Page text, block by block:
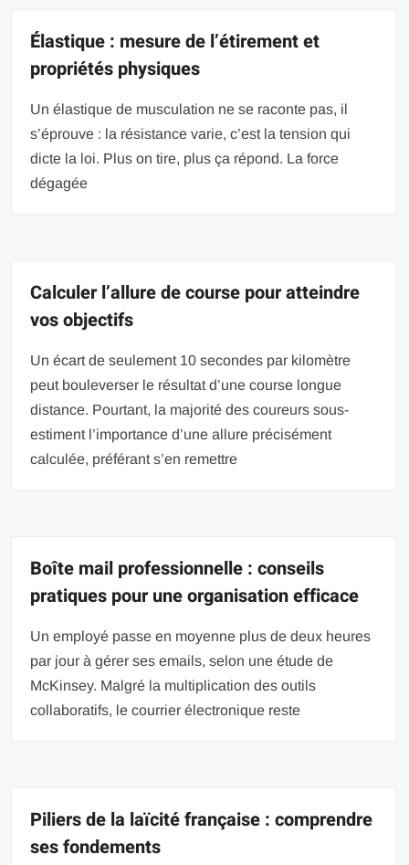
Élastique : mesure de l’étirement et
propriétés physiques
Un élastique de musculation ne se raconte pas, il
s’éprouve : la résistance varie, c’est la tension qui
dicte la loi. Plus on tire, plus ça répond. La force
dégagée
Calculer l’allure de course pour atteindre
vos objectifs
Un écart de seulement 10 secondes par kilomètre
peut bouleverser le résultat d’une course longue
distance. Pourtant, la majorité des coureurs sous-
estiment l’importance d’une allure précisément
calculée, préférant s’en remettre
Boîte mail professionnelle : conseils
pratiques pour une organisation efficace
Un employé passe en moyenne plus de deux heures
par jour à gérer ses emails, selon une étude de
McKinsey. Malgré la multiplication des outils
collaboratifs, le courrier électronique reste
Piliers de la laïcité française : comprendre
ses fondements